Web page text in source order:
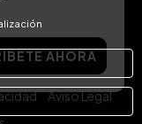
CEST)
Aviso Legal
AHORA